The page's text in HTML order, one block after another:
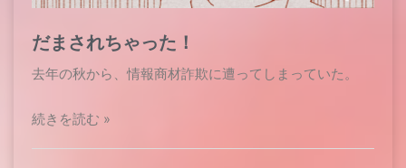
だまされちゃった！
去年の秋から、情報商材詐欺に遭ってしまっていた。
続きを読む »